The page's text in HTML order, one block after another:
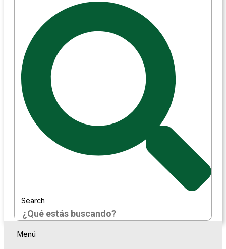
Search
Menú